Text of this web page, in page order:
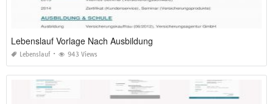
Lebenslauf Vorlage Nach Ausbildung
Lebenslauf 943 Views